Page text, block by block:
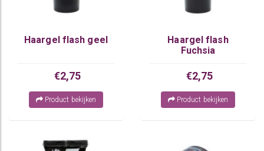
Haargel flash geel
€2,75
Product bekijken
Haargel flash
Fuchsia
€2,75
Product bekijken